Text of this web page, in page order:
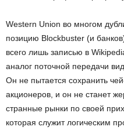
Western Union во многом
позицию Blockbuster (и
всего лишь записью в
аналог поточной передачи
Он не пытается сохранить
акционеров, и он не станет
странные рынки по своей
которая служит логическим